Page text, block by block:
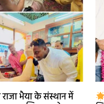
राजा भैया के संस्थान में